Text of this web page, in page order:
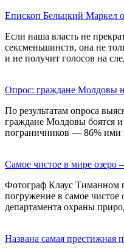
Епископ Бельцкий Маркел
Eсли наша власть не
сексменьшинств, она не
и не получит голосов на
Опрос: граждане Молдовы
По результатам опроса
граждане Молдовы боятся
пограничников — 86% ими
Самое чистое в мире
Фотограф Клаус Тиманном
погружение в самое
департамента охраны
Названа самая престижная